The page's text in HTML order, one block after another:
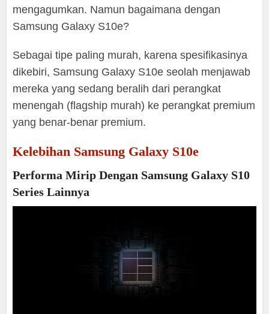
mengagumkan. Namun bagaimana dengan
Samsung Galaxy S10e?
Sebagai tipe paling murah, karena spesifikasinya
dikebiri, Samsung Galaxy S10e seolah menjawab
mereka yang sedang beralih dari perangkat
menengah (flagship murah) ke perangkat premium
yang benar-benar premium.
Kelebihan Samsung Galaxy S10e
Performa Mirip Dengan Samsung Galaxy S10
Series Lainnya